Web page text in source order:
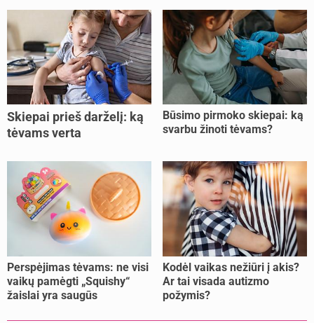
Skiepai prieš darželį: ką
tėvams verta
Būsimo pirmoko skiepai: ką
svarbu žinoti tėvams?
Perspėjimas tėvams: ne visi
vaikų pamėgti „Squishy“
žaislai yra saugūs
Kodėl vaikas nežiūri į akis?
Ar tai visada autizmo
požymis?